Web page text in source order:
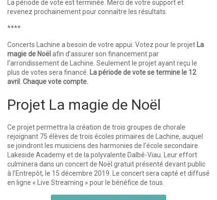
La période de vote est terminée. Merci de votre support et
revenez prochainement pour connaître les résultats.
****
Concerts Lachine a besoin de votre appui. Votez pour le projet La
magie de Noël afin d’assurer son financement par
l’arrondissement de Lachine. Seulement le projet ayant reçu le
plus de votes sera financé. La période de vote se termine le 12
avril Chaque vote compte.
Projet La magie de Noël
Ce projet permettra la création de trois groupes de chorale
rejoignant 75 élèves de trois écoles primaires de Lachine, auquel
se joindront les musiciens des harmonies de l’école secondaire
Lakeside Academy et de la polyvalente Dalbé-Viau. Leur effort
culminera dans un concert de Noël gratuit présenté devant public
à l’Entrepôt, le 15 décembre 2019. Le concert sera capté et diffusé
en ligne « Live Streaming » pour le bénéfice de tous.